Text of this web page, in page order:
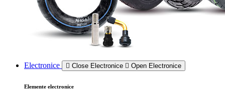
Electronice Close Electronice Open Electronice
Elemente electronice